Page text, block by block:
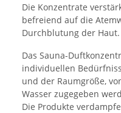
Die Konzentrate
befreiend auf die
Durchblutung der Haut.
Das Sauna-
individuellen
und der Raumgröße,
Wasser zugegeben
Die Produkte